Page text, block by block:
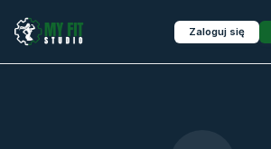
Zaloguj się